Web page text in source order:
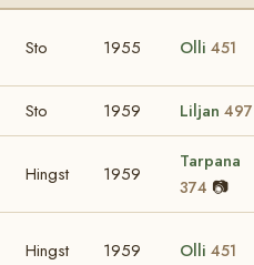
Sto 1955 Olli 451
Sto 1959 Liljan 497
Hingst 1959
Tarpana
374 📷
Hingst 1959 Olli 451